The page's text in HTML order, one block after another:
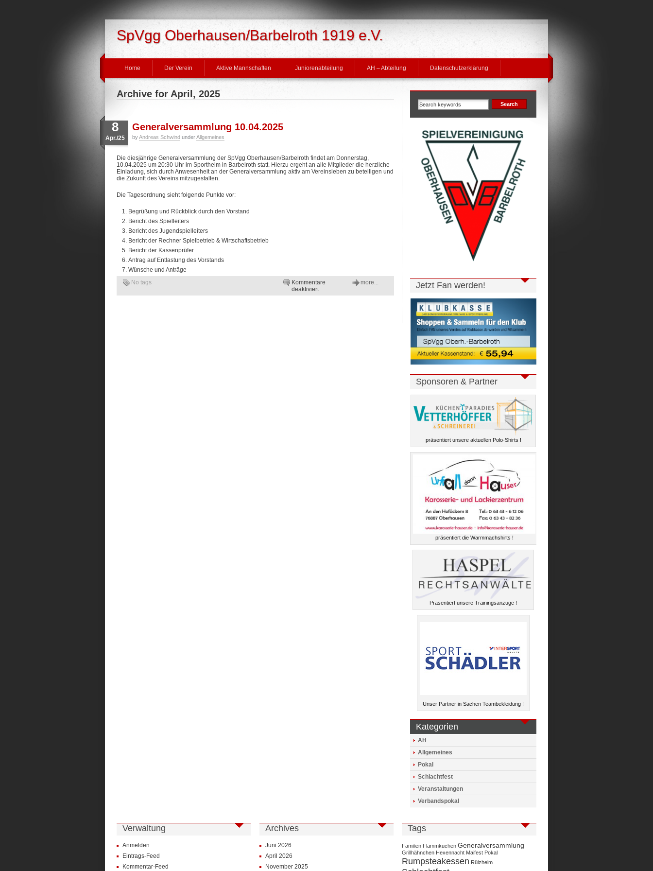
SpVgg Oberhausen/Barbelroth 1919 e.V.
Home Der Verein Aktive Mannschaften Juniorenabteilung AH – Abteilung Datenschutzerklärung
Archive for April, 2025
8
Apr./25
Generalversammlung 10.04.2025
byAndreas Schwind underAllgemeines
Die diesjährige Generalversammlung der SpVgg Oberhausen/Barbelroth findet am Donnerstag,
10.04.2025 um 20:30 Uhr im Sportheim in Barbelroth statt. Hierzu ergeht an alle Mitglieder die herzliche
Einladung, sich durch Anwesenheit an der Generalversammlung aktiv am Vereinsleben zu beteiligen und
die Zukunft des Vereins mitzugestalten.
Die Tagesordnung sieht folgende Punkte vor:
Begrüßung und Rückblick durch den Vorstand
Bericht des Spielleiters
Bericht des Jugendspielleiters
Bericht der Rechner Spielbetrieb & Wirtschaftsbetrieb
Bericht der Kassenprüfer
Antrag auf Entlastung des Vorstands
Wünsche und Anträge
No tags
Kommentare
deaktiviertfür
Generalversammlung
more... Jetzt Fan werden!
Sponsoren & Partner
präsentiert unsere aktuellen Polo-Shirts !
präsentiert die Warmmachshirts !
Präsentiert unsere Trainingsanzüge !
Unser Partner in Sachen Teambekleidung !
Kategorien
AH
Allgemeines
Pokal
Schlachtfest
Veranstaltungen
Verbandspokal
Verwaltung
Anmelden
Eintrags-Feed
Kommentar-Feed
Archives
Juni 2026
April 2026
November 2025
Tags
Familien Flammkuchen Generalversammlung
Grillhähnchen Hexennacht Maifest Pokal
Rumpsteakessen Rülzheim